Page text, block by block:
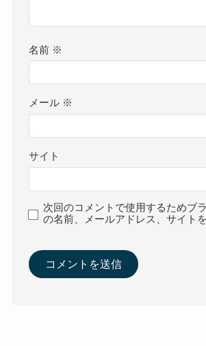
名前 ※
メール ※
サイト
次回のコメントで使用するためブ
の名前、メールアドレス、サイト